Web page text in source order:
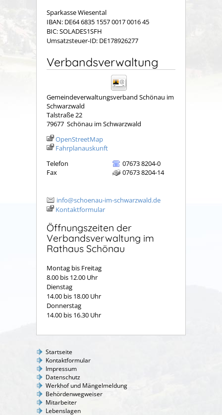
Sparkasse Wiesental
IBAN: DE64 6835 1557 0017 0016 45
BIC: SOLADES1SFH
Umsatzsteuer-ID: DE178926277
Verbandsverwaltung
Gemeindeverwaltungsverband Schönau im
Schwarzwald
Talstraße 22
79677 Schönau im Schwarzwald
OpenStreetMap
Fahrplanauskunft
Telefon
07673 8204-0
Fax
07673 8204-14
info@schoenau-im-schwarzwald.de
Kontaktformular
Öffnungszeiten der
Verbandsverwaltung im
Rathaus Schönau
Montag bis Freitag
8.00 bis 12.00 Uhr
Dienstag
14.00 bis 18.00 Uhr
Donnerstag
14.00 bis 16.30 Uhr
Startseite
Kontaktformular
Impressum
Datenschutz
Werkhof und Mängelmeldung
Behördenwegweiser
Mitarbeiter
Lebenslagen